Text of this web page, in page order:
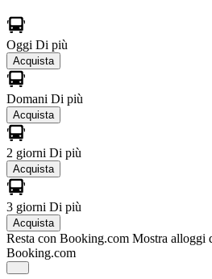
Oggi Di più
Acquista
Domani Di più
Acquista
2 giorni Di più
Acquista
3 giorni Di più
Acquista
Resta con Booking.com Mostra alloggi
Booking.com